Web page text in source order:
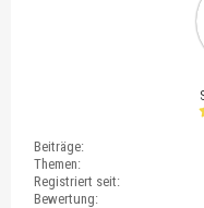
Beiträge:
Themen:
Registriert seit:
Bewertung: